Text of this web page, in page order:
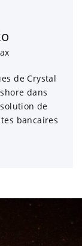
de Crystal
dans
de
bancaires